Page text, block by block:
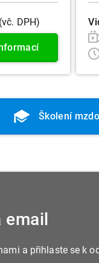
(vč. DPH)
Školení
email
a přihlaste se k